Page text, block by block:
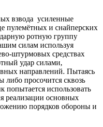
взвода усиленные
пулемётных и снайперских
ротную группу
силам используя
штурмовых средствах
удар силами,
направлений. Пытаясь
либо просочится сквозь
использовать
реализации основных
порядков обороны и